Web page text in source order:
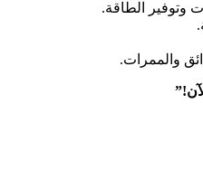
وتوفير الطاقة.
والممرات.